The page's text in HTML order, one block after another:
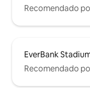
Recomendado
EverBank
Recomendado